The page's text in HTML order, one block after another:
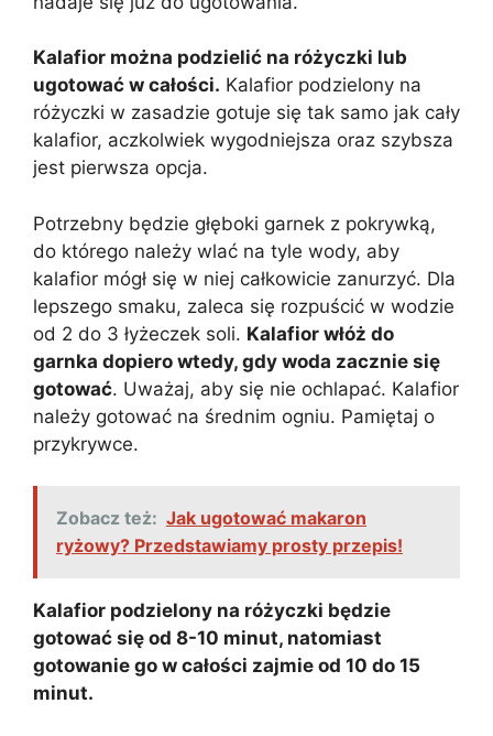
Kalafior można podzielić na różyczki lub
ugotować w całości. Kalafior podzielony na
różyczki w zasadzie gotuje się tak samo jak cały
kalafior, aczkolwiek wygodniejsza oraz szybsza
jest pierwsza opcja.
Potrzebny będzie głęboki garnek z pokrywką,
do którego należy wlać na tyle wody, aby
kalafior mógł się w niej całkowicie zanurzyć. Dla
lepszego smaku, zaleca się rozpuścić w wodzie
od 2 do 3 łyżeczek soli. Kalafior włóż do
garnka dopiero wtedy, gdy woda zacznie się
gotować. Uważaj, aby się nie ochlapać. Kalafior
należy gotować na średnim ogniu. Pamiętaj o
przykrywce.
Zobacz też: Jak ugotować makaron
ryżowy? Przedstawiamy prosty przepis!
Kalafior podzielony na różyczki będzie
gotować się od 8-10 minut, natomiast
gotowanie go w całości zajmie od 10 do 15
minut.